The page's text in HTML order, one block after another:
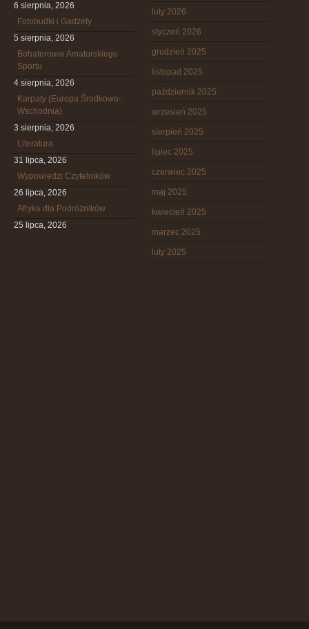
6 sierpnia, 2026
Fotobudki i Gadżety
5 sierpnia, 2026
Bohaterowie Amatorskiego
Sportu
4 sierpnia, 2026
Karpaty (Europa Środkowo-
Wschodnia)
3 sierpnia, 2026
Literatura
31 lipca, 2026
Wypowiedzi Czytelników
26 lipca, 2026
Afryka dla Podróżników
25 lipca, 2026
luty 2026
styczeń 2026
grudzień 2025
listopad 2025
październik 2025
wrzesień 2025
sierpień 2025
lipiec 2025
czerwiec 2025
maj 2025
kwiecień 2025
marzec 2025
luty 2025